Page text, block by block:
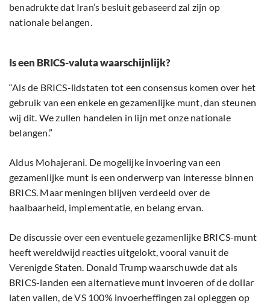
benadrukte dat Iran’s besluit gebaseerd zal zijn op
nationale belangen.
Is een BRICS-valuta waarschijnlijk?
“Als de BRICS-lidstaten tot een consensus komen over het
gebruik van een enkele en gezamenlijke munt, dan steunen
wij dit. We zullen handelen in lijn met onze nationale
belangen.”
Aldus Mohajerani. De mogelijke invoering van een
gezamenlijke munt is een onderwerp van interesse binnen
BRICS. Maar meningen blijven verdeeld over de
haalbaarheid, implementatie, en belang ervan.
De discussie over een eventuele gezamenlijke BRICS-munt
heeft wereldwijd reacties uitgelokt, vooral vanuit de
Verenigde Staten. Donald Trump waarschuwde dat als
BRICS-landen een alternatieve munt invoeren of de dollar
laten vallen, de VS 100% invoerheffingen zal opleggen op